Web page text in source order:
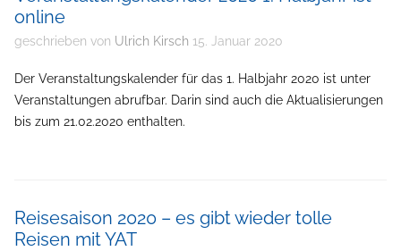
online
geschrieben von Ulrich Kirsch 15. Januar 2020
Der Veranstaltungskalender für das 1. Halbjahr 2020 ist unter
Veranstaltungen abrufbar. Darin sind auch die Aktualisierungen
bis zum 21.02.2020 enthalten.
Reisesaison 2020 – es gibt wieder tolle
Reisen mit YAT